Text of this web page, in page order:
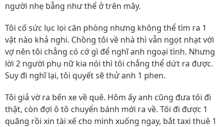
người nhẹ bẫng như thể ở trên mây.
Tôi cố sức lục lọi căn phòng nhưng không thể tìm ra 1
vật nào khả nghi. Chồng tôi về nhà thì vẫn ngọt nhạt với
vợ nên tôi chẳng có cớ gì để nghĩ anh ngoại tình. Nhưng
lời 2 người phụ nữ kia nói thì tôi chẳng thể dứt ra được.
Suy đi nghĩ lại, tôi quyết sẽ thử anh 1 phen.
Tôi giả vờ ra bến xe về quê. Hôm ấy anh cũng đưa tôi đi
thật, còn đợi ô tô chuyển bánh mới ra về. Tôi đi được 1
quãng rồi xin tài xế cho mình xuống ngay, bắt taxi thuê 1